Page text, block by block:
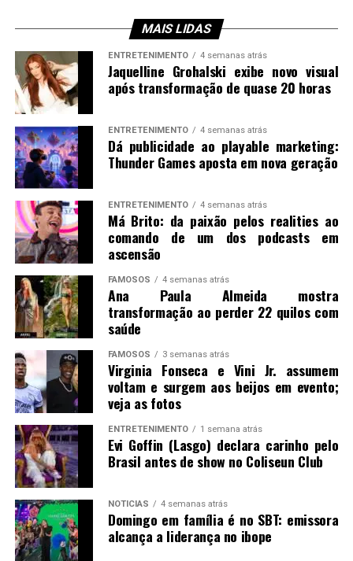
MAIS LIDAS
ENTRETENIMENTO 4 semanas atrás
Jaquelline Grohalski exibe novo visual
após transformação de quase 20 horas
ENTRETENIMENTO 4 semanas atrás
Dá publicidade ao playable marketing:
Thunder Games aposta em nova geração
ENTRETENIMENTO 4 semanas atrás
Má Brito: da paixão pelos realities ao
comando de um dos podcasts em
ascensão
FAMOSOS 4 semanas atrás
Ana Paula Almeida mostra
transformação ao perder 22 quilos com
saúde
FAMOSOS 3 semanas atrás
Virginia Fonseca e Vini Jr. assumem
voltam e surgem aos beijos em evento;
veja as fotos
ENTRETENIMENTO 1 semana atrás
Evi Goffin (Lasgo) declara carinho pelo
Brasil antes de show no Coliseun Club
NOTICIAS 4 semanas atrás
Domingo em família é no SBT: emissora
alcança a liderança no ibope